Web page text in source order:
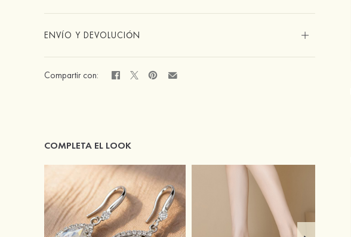
ENVÍO Y DEVOLUCIÓN
Compartir con:
COMPLETA EL LOOK